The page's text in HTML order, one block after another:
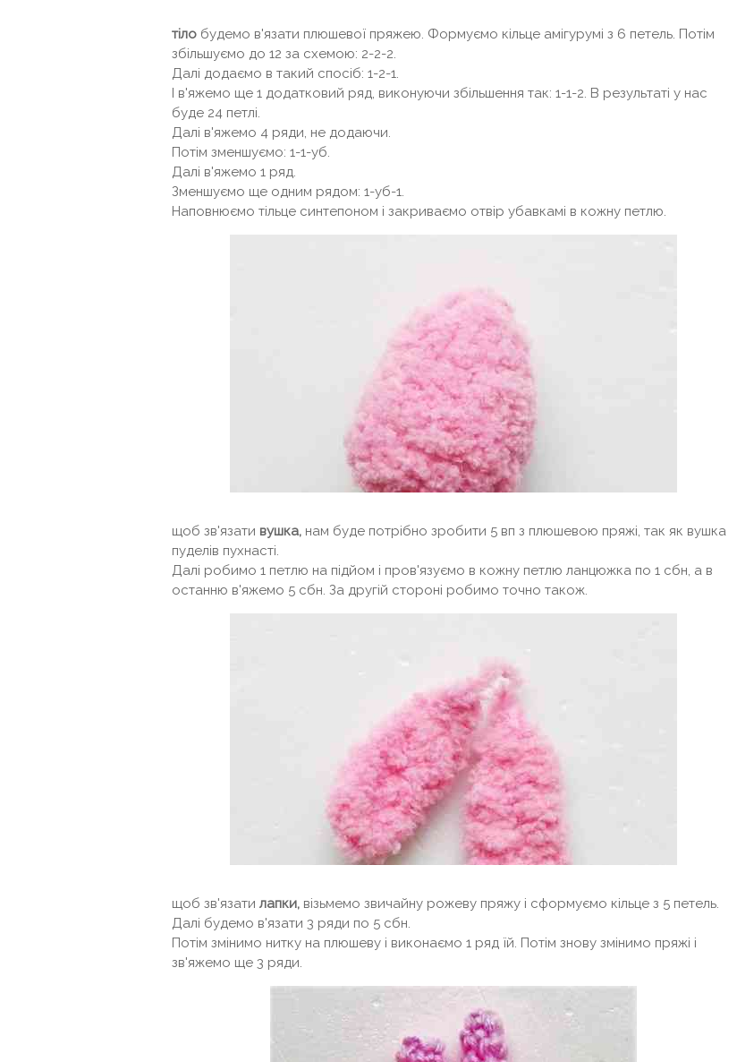
тіло будемо в'язати плюшевої пряжею. Формуємо кільце амігурумі з 6 петель. Потім
збільшуємо до 12 за схемою: 2-2-2.
Далі додаємо в такий спосіб: 1-2-1.
І в'яжемо ще 1 додатковий ряд, виконуючи збільшення так: 1-1-2. В результаті у нас
буде 24 петлі.
Далі в'яжемо 4 ряди, не додаючи.
Потім зменшуємо: 1-1-уб.
Далі в'яжемо 1 ряд.
Зменшуємо ще одним рядом: 1-уб-1.
Наповнюємо тільце синтепоном і закриваємо отвір убавкамі в кожну петлю.
щоб зв'язати вушка, нам буде потрібно зробити 5 вп з плюшевою пряжі, так як вушка
пуделів пухнасті.
Далі робимо 1 петлю на підйом і пров'язуємо в кожну петлю ланцюжка по 1 сбн, а в
останню в'яжемо 5 сбн. За другій стороні робимо точно також.
щоб зв'язати лапки, візьмемо звичайну рожеву пряжу і сформуємо кільце з 5 петель.
Далі будемо в'язати 3 ряди по 5 сбн.
Потім змінимо нитку на плюшеву і виконаємо 1 ряд їй. Потім знову змінимо пряжі і
зв'яжемо ще 3 ряди.